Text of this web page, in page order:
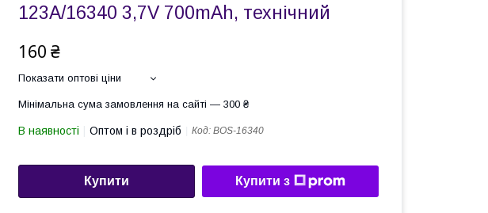
123A/16340 3,7V 700mAh, технічний
160 ₴
Показати оптові ціни
Мінімальна сума замовлення на сайті — 300 ₴
В наявності Оптом і в роздріб Код: BOS-16340
Купити Купити з